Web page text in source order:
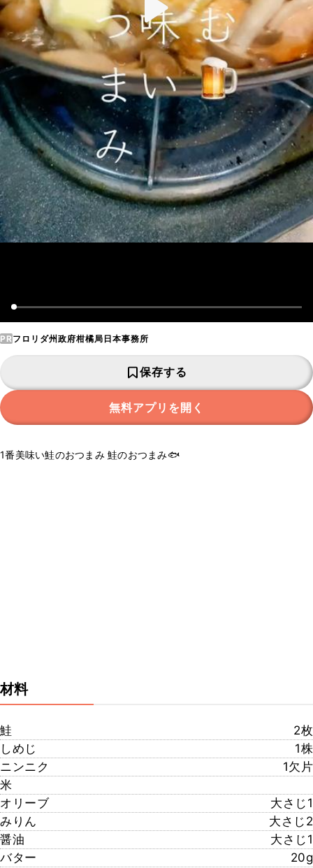
PRフロリダ州政府柑橘局日本事務所
保存する
無料アプリを開く
1番美味い鮭のおつまみ 鮭のおつまみ🐟
材料
鮭
2枚
しめじ
1株
ニンニク
1欠片
米
オリーブ
大さじ1
みりん
大さじ2
醤油
大さじ1
バター
20g